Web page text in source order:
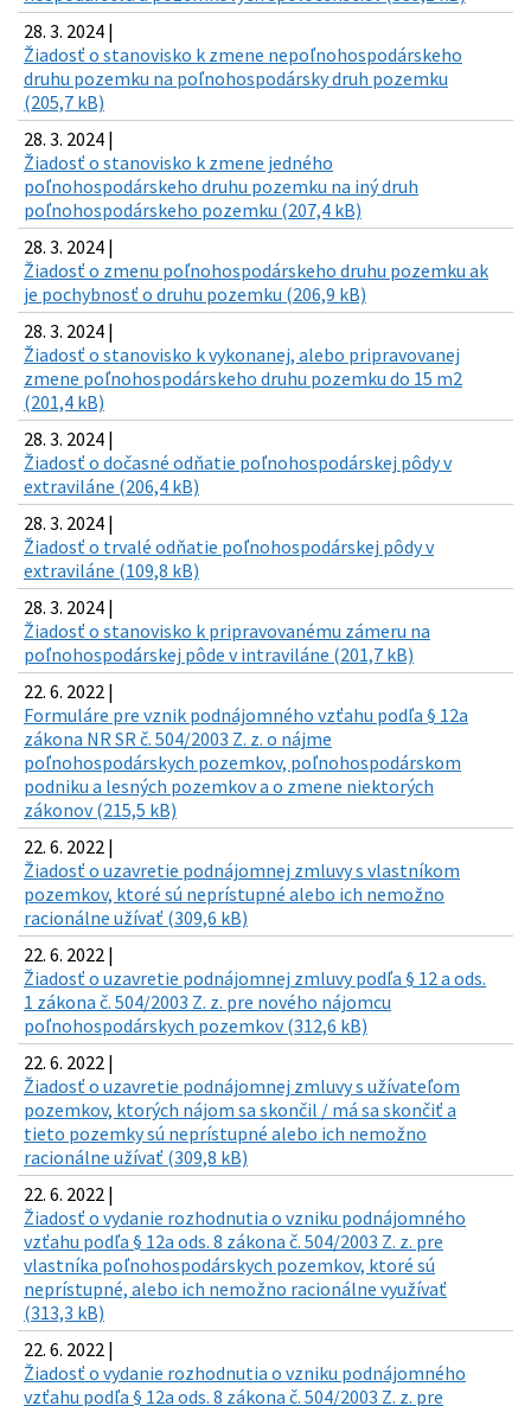
28. 3. 2024 |
Žiadosť o stanovisko k zmene nepoľnohospodárskeho
druhu pozemku na poľnohospodársky druh pozemku
(205,7 kB)
28. 3. 2024 |
Žiadosť o stanovisko k zmene jedného
poľnohospodárskeho druhu pozemku na iný druh
poľnohospodárskeho pozemku (207,4 kB)
28. 3. 2024 |
Žiadosť o zmenu poľnohospodárskeho druhu pozemku ak
je pochybnosť o druhu pozemku (206,9 kB)
28. 3. 2024 |
Žiadosť o stanovisko k vykonanej, alebo pripravovanej
zmene poľnohospodárskeho druhu pozemku do 15 m2
(201,4 kB)
28. 3. 2024 |
Žiadosť o dočasné odňatie poľnohospodárskej pôdy v
extraviláne (206,4 kB)
28. 3. 2024 |
Žiadosť o trvalé odňatie poľnohospodárskej pôdy v
extraviláne (109,8 kB)
28. 3. 2024 |
Žiadosť o stanovisko k pripravovanému zámeru na
poľnohospodárskej pôde v intraviláne (201,7 kB)
22. 6. 2022 |
Formuláre pre vznik podnájomného vzťahu podľa § 12a
zákona NR SR č. 504/2003 Z. z. o nájme
poľnohospodárskych pozemkov, poľnohospodárskom
podniku a lesných pozemkov a o zmene niektorých
zákonov (215,5 kB)
22. 6. 2022 |
Žiadosť o uzavretie podnájomnej zmluvy s vlastníkom
pozemkov, ktoré sú neprístupné alebo ich nemožno
racionálne užívať (309,6 kB)
22. 6. 2022 |
Žiadosť o uzavretie podnájomnej zmluvy podľa § 12 a ods.
1 zákona č. 504/2003 Z. z. pre nového nájomcu
poľnohospodárskych pozemkov (312,6 kB)
22. 6. 2022 |
Žiadosť o uzavretie podnájomnej zmluvy s užívateľom
pozemkov, ktorých nájom sa skončil / má sa skončiť a
tieto pozemky sú neprístupné alebo ich nemožno
racionálne užívať (309,8 kB)
22. 6. 2022 |
Žiadosť o vydanie rozhodnutia o vzniku podnájomného
vzťahu podľa § 12a ods. 8 zákona č. 504/2003 Z. z. pre
vlastníka poľnohospodárskych pozemkov, ktoré sú
neprístupné, alebo ich nemožno racionálne využívať
(313,3 kB)
22. 6. 2022 |
Žiadosť o vydanie rozhodnutia o vzniku podnájomného
vzťahu podľa § 12a ods. 8 zákona č. 504/2003 Z. z. pre